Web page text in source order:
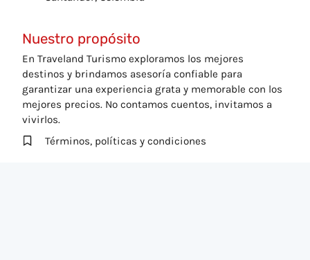
Nuestro propósito
En Traveland Turismo exploramos los mejores
destinos y brindamos asesoría confiable para
garantizar una experiencia grata y memorable con los
mejores precios. No contamos cuentos, invitamos a
vivirlos.
Términos, políticas y condiciones